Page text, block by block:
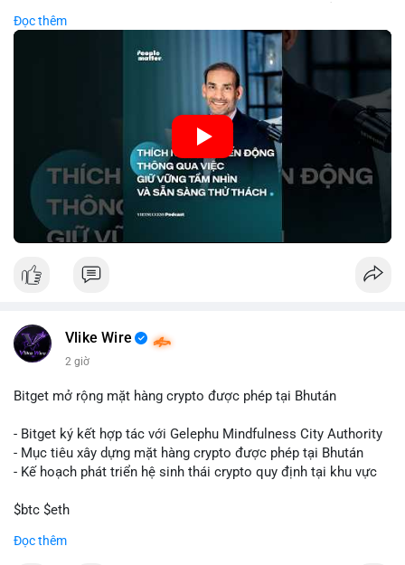
#giaodichlon
#tamlycavoi
chìa khóa để đầu tư viên vượt qua giai đoạn không chắc chắn.
Thay vì phản ứng cảm xúc với những dao động ngắn hạn, các
nhà đầu tư thành công thường tập trung vào nguyên tắc cơ
bản, phân배 tài sản hợp lý và kiên持 theo kế hoạch đã định.
Điều này không chỉ giúp giảm rủi ro mà còn tạo điều kiện để
tận dụng cơ hội khi thị trường phục hồi.
🎥 Xem video trực tiếp tại:
Nguồn: VIETSUCCESS
Đọc thêm
Vlike Wire
2 giờ
Bitget mở rộng mặt hàng crypto được phép tại Bhután
- Bitget ký kết hợp tác với Gelephu Mindfulness City Authority
- Mục tiêu xây dựng mặt hàng crypto được phép tại Bhután
- Kế hoạch phát triển hệ sinh thái crypto quy định tại khu vực
$btc $eth
#vlikevn
Đọc thêm